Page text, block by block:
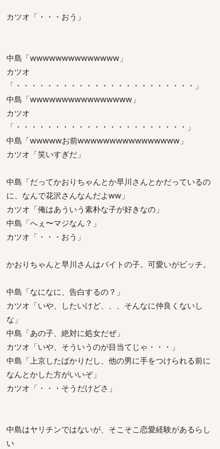
カツオ「・・・おう」
中島「wwwwwwwwwwwwww」
カツオ
「・・・・・・・・・・・・・・・・・・・・・・・」
中島「wwwwwwwwwwwwwwww」
カツオ
「・・・・・・・・・・・・・・・・・・・・・・」
中島「wwwwwお前wwwwwwwwwwwwwwww」
カツオ「笑いすぎだ」
中島「だってかおりちゃんとか早川さんとかだっているの
に、なんで花沢さんなんだよww」
カツオ「俺はあういう素朴な子が好きなの」
中島「へぇ〜マジなん？」
カツオ「・・・おう」
かおりちゃんと早川さんはバイトの子。可愛いがビッチ。
中島「なになに、告白するの？」
カツオ「いや、したいけど、、、そんなに仲良くないし
な」
中島「あの子、絶対に処女だぜ」
カツオ「いや、そういうのが目当てじゃ・・・」
中島「上京したばかりだし、他の男に手をつけられる前に
なんとかした方がいいぞ」
カツオ「・・・そうだけどさ」
中島はヤリチンではないが、そこそこ恋愛経験があるらし
い